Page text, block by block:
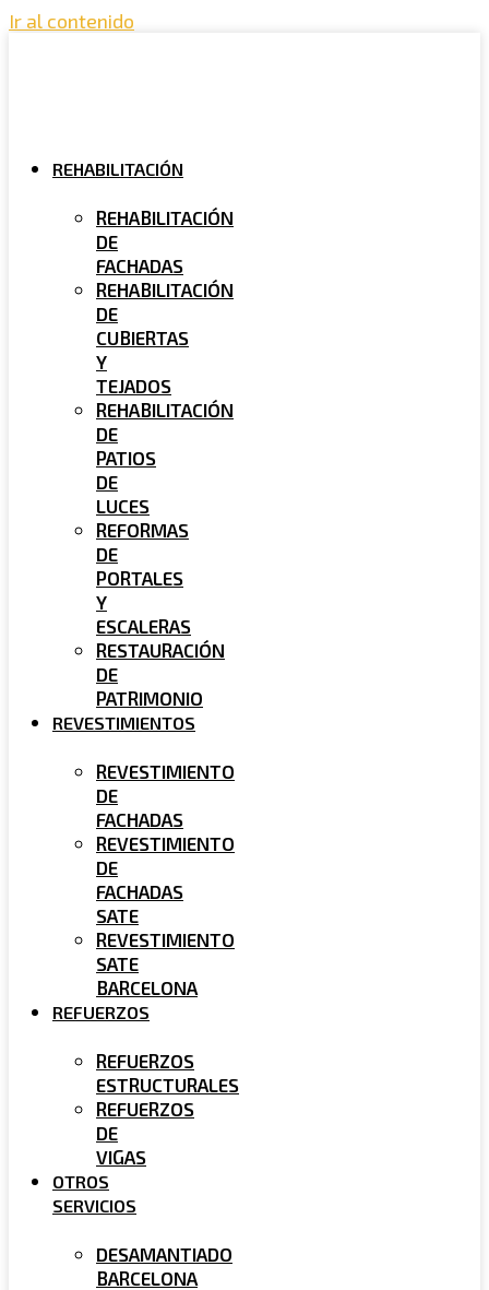
Ir al contenido
REHABILITACIÓN
REHABILITACIÓN
DE
FACHADAS
REHABILITACIÓN
DE
CUBIERTAS
Y
TEJADOS
REHABILITACIÓN
DE
PATIOS
DE
LUCES
REFORMAS
DE
PORTALES
Y
ESCALERAS
RESTAURACIÓN
DE
PATRIMONIO
REVESTIMIENTOS
REVESTIMIENTO
DE
FACHADAS
REVESTIMIENTO
DE
FACHADAS
SATE
REVESTIMIENTO
SATE
BARCELONA
REFUERZOS
REFUERZOS
ESTRUCTURALES
REFUERZOS
DE
VIGAS
OTROS
SERVICIOS
DESAMANTIADO
BARCELONA